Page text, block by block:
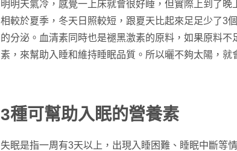
明明天氣冷，感覺一上床就會很好睡，但實際上到了晚
相較於夏季，冬天日照較短，跟夏天比起來足足少了3
的分泌。血清素同時也是褪黑激素的原料，如果原料
素，來幫助入睡和維持睡眠品質。所以曬不夠太陽，就
3種可幫助入眠的營養素
失眠是指一周有3天以上，出現入睡困難、睡眠中斷等